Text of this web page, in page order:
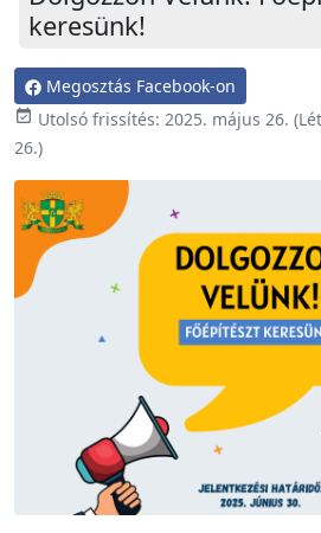
keresünk!
Megosztás Facebook-on
 Utolsó frissítés: 2025. május 26.
26.)